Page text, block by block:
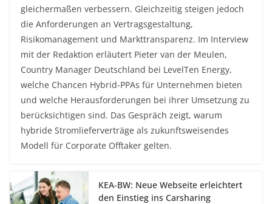
gleichermaßen verbessern. Gleichzeitig steigen jedoch
die Anforderungen an Vertragsgestaltung,
Risikomanagement und Markttransparenz. Im Interview
mit der Redaktion erläutert Pieter van der Meulen,
Country Manager Deutschland bei LevelTen Energy,
welche Chancen Hybrid-PPAs für Unternehmen bieten
und welche Herausforderungen bei ihrer Umsetzung zu
berücksichtigen sind. Das Gespräch zeigt, warum
hybride Stromlieferverträge als zukunftsweisendes
Modell für Corporate Offtaker gelten.
KEA-BW: Neue Webseite erleichtert
den Einstieg ins Carsharing